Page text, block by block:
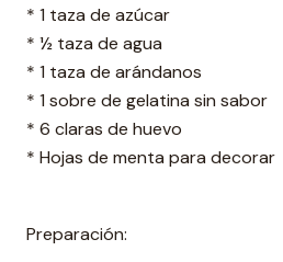
* 1 taza de azúcar
* ½ taza de agua
* 1 taza de arándanos
* 1 sobre de gelatina sin sabor
* 6 claras de huevo
* Hojas de menta para decorar
Preparación: